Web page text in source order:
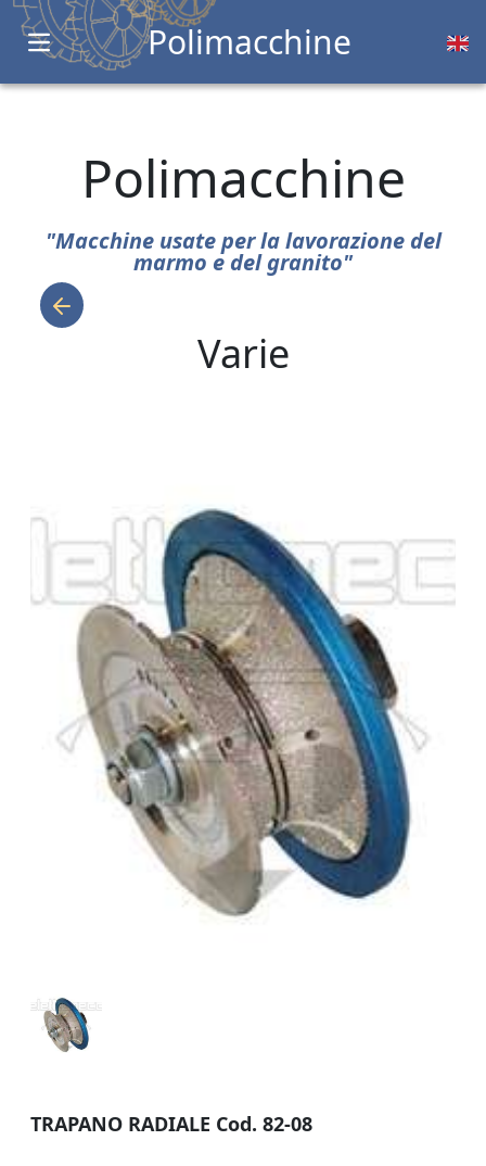
Open main menuPolimacchine
Polimacchine
"Macchine usate per la lavorazione del
marmo e del granito"
Varie
TRAPANO RADIALE Cod. 82-08